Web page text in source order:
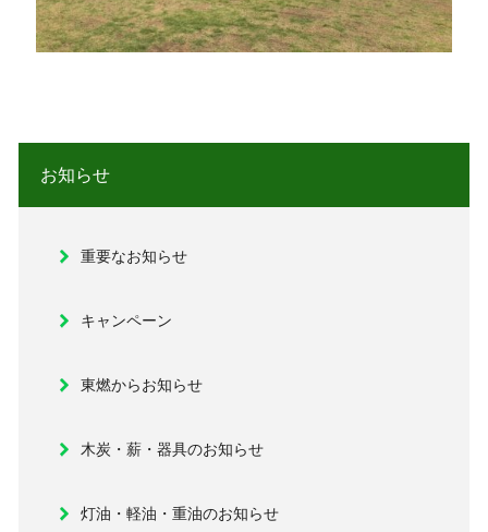
お知らせ
重要なお知らせ
キャンペーン
東燃からお知らせ
木炭・薪・器具のお知らせ
灯油・軽油・重油のお知らせ